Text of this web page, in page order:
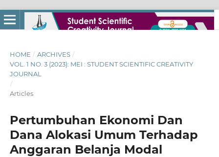
HOME / ARCHIVES /
VOL. 1 NO. 3 (2023): MEI : STUDENT SCIENTIFIC CREATIVITY
JOURNAL
/
Articles
Pertumbuhan Ekonomi Dan
Dana Alokasi Umum Terhadap
Anggaran Belanja Modal